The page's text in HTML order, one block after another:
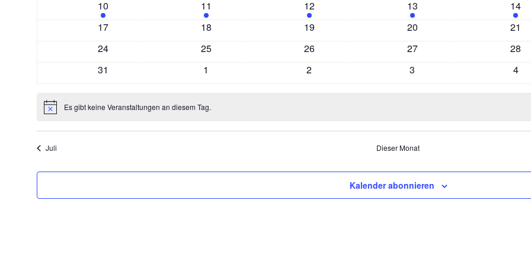
1
Veranstaltung
10
1
Veranstaltung
11
1
Veranstaltung
12
1
Veranstaltung
13
1
14
0
17
0
18
0
19
0
20
0
21
0
24
0
25
0
26
0
27
0
28
0
31
0
1
0
2
0
3
0
4
HinweisEs gibt keine Veranstaltungen an diesem Tag.
Juli Dieser Monat
Kalender abonnieren